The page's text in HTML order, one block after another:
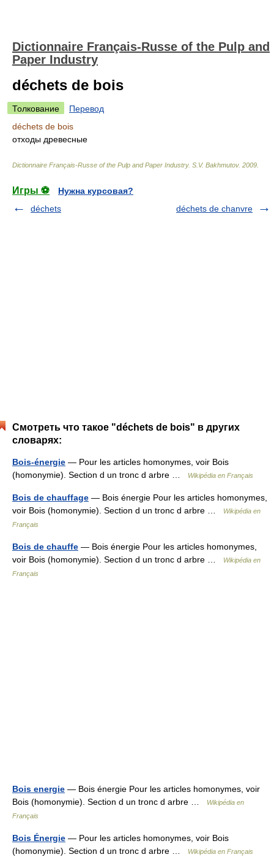
Dictionnaire Français-Russe of the Pulp and
Paper Industry
déchets de bois
Толкование
Перевод
déchets de bois
отходы древесные
Dictionnaire Français-Russe of the Pulp and Paper Industry. S.V. Bakhmutov. 2009
Игры ⚽
Нужна курсовая?
déchets
déchets de chanvre
Смотреть что такое "déchets de bois" в других
словарях:
Bois-énergie — Pour les articles homonymes, voir Bois
(homonymie). Section d un tronc d arbre …
Wikipédia en Français
Bois de chauffage — Bois énergie Pour les articles homonymes,
voir Bois (homonymie). Section d un tronc d arbre …
Wikipédia en
Français
Bois de chauffe — Bois énergie Pour les articles homonymes,
voir Bois (homonymie). Section d un tronc d arbre …
Wikipédia en
Français
Bois energie — Bois énergie Pour les articles homonymes, voir
Bois (homonymie). Section d un tronc d arbre …
Wikipédia en
Français
Bois Énergie — Pour les articles homonymes, voir Bois
(homonymie). Section d un tronc d arbre …
Wikipédia en Français